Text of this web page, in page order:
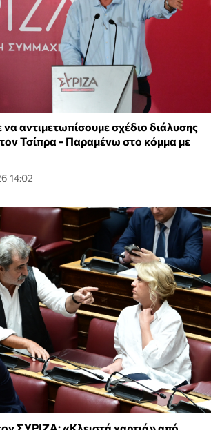
αντιμετωπίσουμε σχέδιο διάλυσης
Τσίπρα - Παραμένω στο κόμμα με
14:02
ΣΥΡΙΖΑ: «Κλειστά χαρτιά» από